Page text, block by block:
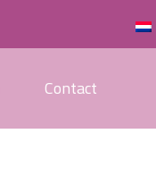
Contact